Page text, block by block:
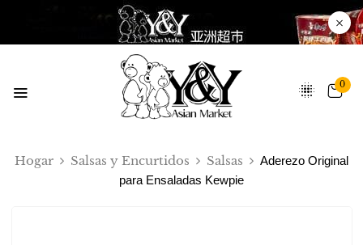
0
Hogar Salsas y Encurtidos Salsas
Aderezo Original
para Ensaladas Kewpie